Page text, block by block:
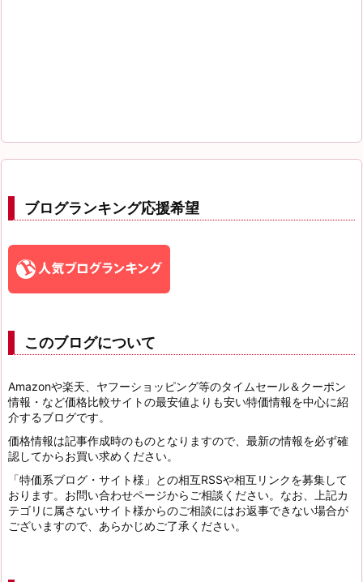
ブログランキング応援希望
このブログについて
Amazonや楽天、ヤフーショッピング等のタイムセール＆クーポン
情報・など価格比較サイトの最安値よりも安い特価情報を中心に紹
介するブログです。
価格情報は記事作成時のものとなりますので、最新の情報を必ず確
認してからお買い求めください。
「特価系ブログ・サイト様」との相互RSSや相互リンクを募集して
おります。お問い合わせページからご相談ください。なお、上記カ
テゴリに属さないサイト様からのご相談にはお返事できない場合が
ございますので、あらかじめご了承ください。